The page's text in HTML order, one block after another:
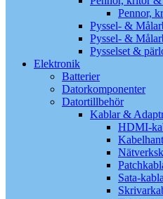
Pennor,
Pyssel- &
Pyssel- &
Pysselset &
Elektronik
Batterier
Datorkomponenter
Datortillbehör
Kablar &
HDMI-
Sata-